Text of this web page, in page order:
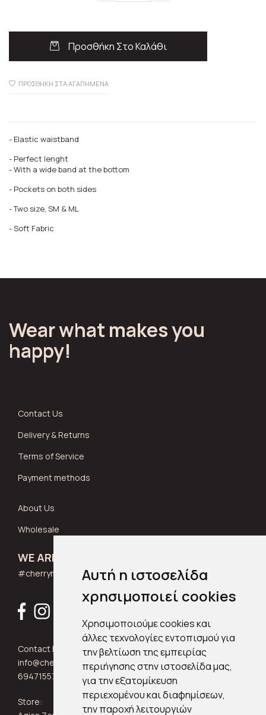
Αυτή η ιστοσελίδα
χρησιμοποιεί cookies
Χρησιμοποιούμε cookies και
άλλες τεχνολογίες εντοπισμού για
την βελτίωση της εμπειρίας
περιήγησης στην ιστοσελίδα μας,
για την εξατομίκευση
περιεχομένου και διαφημίσεων,
την παροχή λειτουργιών
Προσθήκη Στο Καλάθι
ΠΡΟΣΘΉΚΗ ΣΤΑ ΑΓΑΠΗΜΈΝΑ
- Elastic waistband
- Perfect lenght
- With a wide band at the bottom
- Pockets on both sides
- Two size, SM & ML
- Soft Fabric
Wear what makes you
happy!
Contact Us
Delivery & Returns
Terms of Service
Payment methods
About Us
Wholesale
WE ARE SOCIAL
#cherrymuse_wear
Contact Info:
info@cherrymuse.com
6947155705
Store: